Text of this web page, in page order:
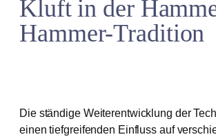
Kluft in der
Hammer-Tradition
Die ständige Weiterentwicklung der
einen tiefgreifenden Einfluss auf